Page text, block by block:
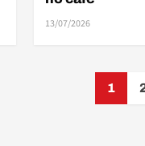
13/07/2026
1